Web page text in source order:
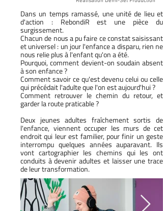
Dans un temps ramassé, une unité de lieu et
d'action : RebondiR est une pièce du
surgissement.
Chacun de nous a pu faire ce constat saisissant
et universel : un jour l'enfance a disparu, rien ne
nous relie plus à l'enfant qu'on a été.
Pourquoi, comment devient-on soudain absent
à son enfance ?
Comment savoir ce qu'est devenu celui ou celle
qui précédait l'adulte que l'on est aujourd'hui ?
Comment retrouver le chemin du retour, et
garder la route praticable ?
Deux jeunes adultes fraîchement sortis de
l'enfance, viennent occuper les murs de cet
endroit qui leur est familier, pour finir un geste
interrompu quelques années auparavant. Ils
vont cartographier les chemins qui les ont
conduits à devenir adultes et laisser une trace
de leur transformation.